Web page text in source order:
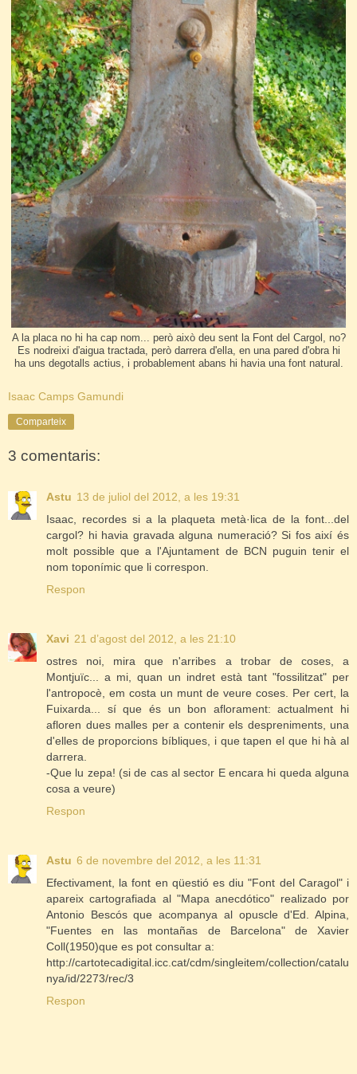
A la placa no hi ha cap nom... però això deu sent la Font del Cargol, no?
Es nodreixi d'aigua tractada, però darrera d'ella, en una pared d'obra hi
ha uns degotalls actius, i probablement abans hi havia una font natural.
Isaac Camps Gamundi
Comparteix
3 comentaris:
Astu 13 de juliol del 2012, a les 19:31
Isaac, recordes si a la plaqueta metà·lica de la font...del
cargol? hi havia gravada alguna numeració? Si fos així és
molt possible que a l'Ajuntament de BCN puguin tenir el
nom toponímic que li correspon.
Respon
Xavi 21 d’agost del 2012, a les 21:10
ostres noi, mira que n'arribes a trobar de coses, a
Montjuïc... a mi, quan un indret està tant "fossilitzat" per
l'antropocè, em costa un munt de veure coses. Per cert, la
Fuixarda... sí que és un bon aflorament: actualment hi
afloren dues malles per a contenir els despreniments, una
d'elles de proporcions bíbliques, i que tapen el que hi hà al
darrera.
-Que lu zepa! (si de cas al sector E encara hi queda alguna
cosa a veure)
Respon
Astu 6 de novembre del 2012, a les 11:31
Efectivament, la font en qüestió es diu "Font del Caragol" i
apareix cartografiada al "Mapa anecdótico" realizado por
Antonio Bescós que acompanya al opuscle d'Ed. Alpina,
"Fuentes en las montañas de Barcelona" de Xavier
Coll(1950)que es pot consultar a:
http://cartotecadigital.icc.cat/cdm/singleitem/collection/catalu
nya/id/2273/rec/3
Respon